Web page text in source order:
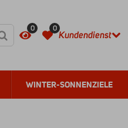
0 0
Kundendienst
WINTER-SONNENZIELE